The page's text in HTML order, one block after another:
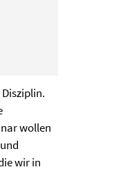
wollen
wir in